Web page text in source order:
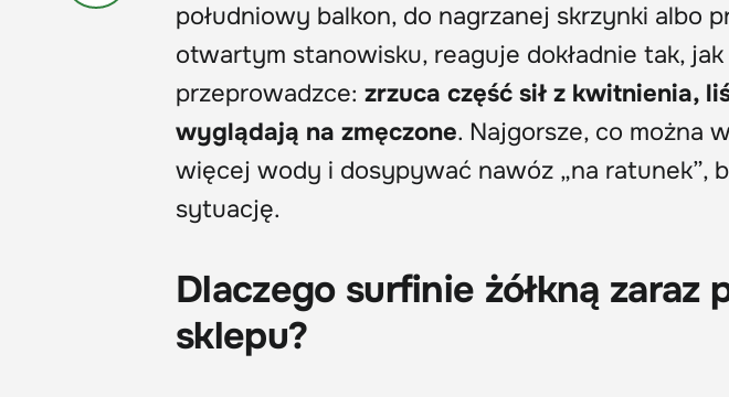
południowy balkon, do nagrzanej skrzynki albo
otwartym stanowisku, reaguje dokładnie tak,
przeprowadzce: zrzuca część sił z kwitnienia,
wyglądają na zmęczone. Najgorsze, co można
więcej wody i dosypywać nawóz „na ratunek”,
sytuację.
Dlaczego surfinie żółkną zaraz
sklepu?